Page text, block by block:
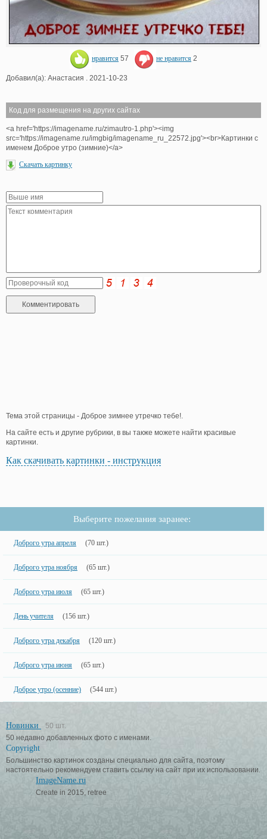
нравится 57 не нравится 2
Добавил(а): Анастасия . 2021-10-23
Код для размещения на других сайтах
<a href='https://imagename.ru/zimautro-1.php'><img
src='https://imagename.ru/imgbig/imagename_ru_22572.jpg'><br>Картинки с
именем Доброе утро (зимние)</a>
Скачать картинку
Тема этой страницы - Доброе зимнее утречко тебе!.
На сайте есть и другие рубрики, в вы также можете найти красивые
картинки.
Как скачивать картинки - инструкция
Выберите пожелания заранее:
Доброго утра апреля (70 шт.)
Доброго утра ноября (65 шт.)
Доброго утра июля (65 шт.)
День учителя (156 шт.)
Доброго утра декабря (120 шт.)
Доброго утра июня (65 шт.)
Доброе утро (осенние) (544 шт.)
Новинки
50 шт.
50 недавно добавленных фото с именами.
Copyright
Большинство картинок созданы специально для сайта, поэтому
настоятельно рекомендуем ставить ссылку на сайт при их использовании.
ImageName.ru
Create in 2015, retree